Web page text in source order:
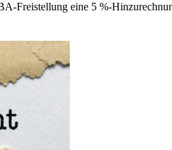
Freistellung eine 5 %-